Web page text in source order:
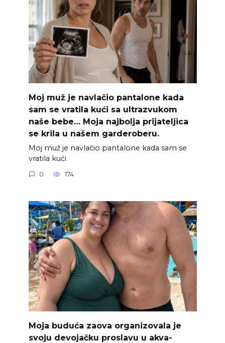
Moj muž je navlačio pantalone kada
sam se vratila kući sa ultrazvukom
naše bebe… Moja najbolja prijateljica
se krila u našem garderoberu.
Moj muž je navlačio pantalone kada sam se
vratila kući
0 174
Moja buduća zaova organizovala je
svoju devojačku proslavu u akva-